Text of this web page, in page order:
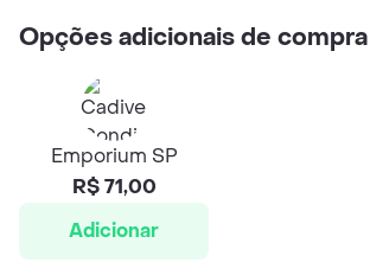
Opções adicionais de compra
Emporium SP
R$ 71,00
Adicionar